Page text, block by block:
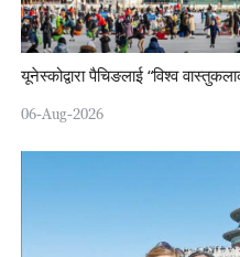
यूनेस्कोद्वारा पैचिङलाई “विश्व
06-Aug-2026